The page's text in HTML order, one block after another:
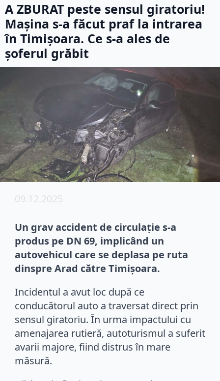
A ZBURAT peste sensul giratoriu!
Mașina s-a făcut praf la intrarea
în Timișoara. Ce s-a ales de
șoferul grăbit
09.12.2025
Un grav accident de circulație s-a
produs pe DN 69, implicând un
autovehicul care se deplasa pe ruta
dinspre Arad către Timișoara.
Incidentul a avut loc după ce
conducătorul auto a traversat direct prin
sensul giratoriu. În urma impactului cu
amenajarea rutieră, autoturismul a suferit
avarii majore, fiind distrus în mare
măsură.